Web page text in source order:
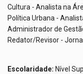
Cultura - Analista na
Política Urbana -
Administrador de
Redator/Revisor -
Escolaridade: Nível